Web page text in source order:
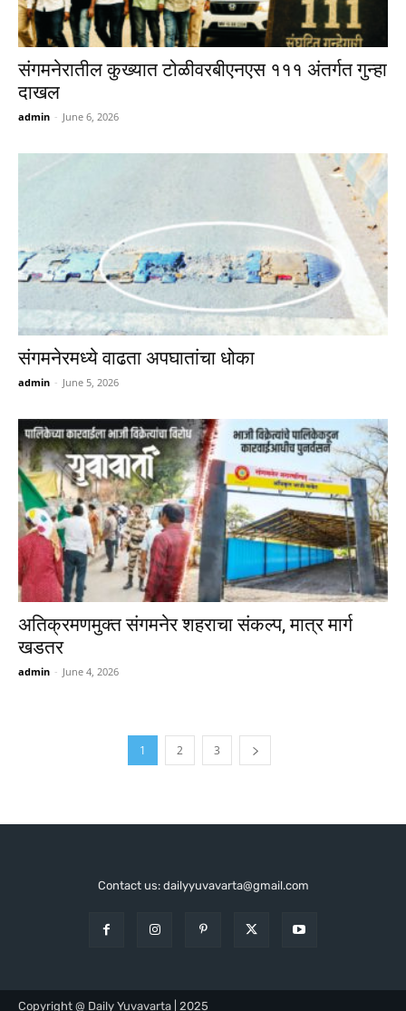
संगमनेरातील कुख्यात टोळीवरबीएनएस १११ अंतर्गत गुन्हा
दाखल
admin - June 6, 2026
संगमनेरमध्ये वाढता अपघातांचा धोका
admin - June 5, 2026
अतिक्रमणमुक्त संगमनेर शहराचा संकल्प, मात्र मार्ग
खडतर
admin - June 4, 2026
1 2 3
Contact us: dailyyuvavarta@gmail.com
Copyright @ Daily Yuvavarta | 2025